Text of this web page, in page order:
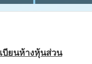
บียนห้างหุ้นส่วน